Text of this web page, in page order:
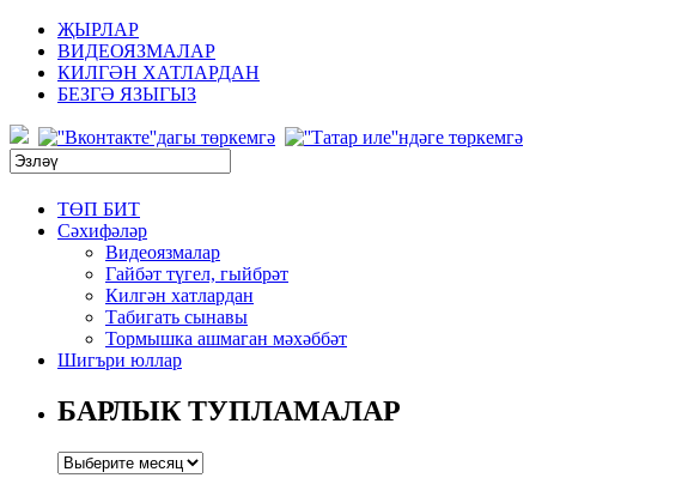
ҖЫРЛАР
ВИДЕОЯЗМАЛАР
КИЛГӘН ХАТЛАРДАН
БЕЗГӘ ЯЗЫГЫЗ
ТӨП БИТ
Сәхифәләр
Видеоязмалар
Гайбәт түгел, гыйбрәт
Килгән хатлардан
Табигать сынавы
Тормышка ашмаган мәхәббәт
Шигъри юллар
БАРЛЫК ТУПЛАМАЛАР